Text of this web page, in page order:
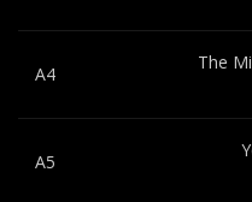
A4
The
A5